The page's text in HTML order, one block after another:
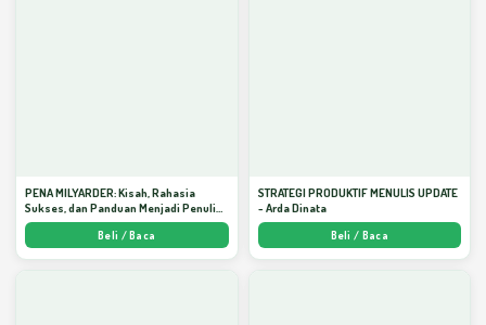
PENA MILYARDER: Kisah, Rahasia
Sukses, dan Panduan Menjadi Penulis 1
Milyar di KBM App dari Nol - Arda Dinata
Beli / Baca
STRATEGI PRODUKTIF MENULIS UPDATE
- Arda Dinata
Beli / Baca